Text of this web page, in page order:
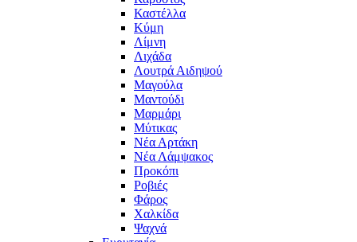
Καστέλλα
Κύμη
Λίμνη
Λιχάδα
Λουτρά Αιδηψού
Μαγούλα
Μαντούδι
Μαρμάρι
Μύτικας
Νέα Αρτάκη
Νέα Λάμψακος
Προκόπι
Ροβιές
Φάρος
Χαλκίδα
Ψαχνά